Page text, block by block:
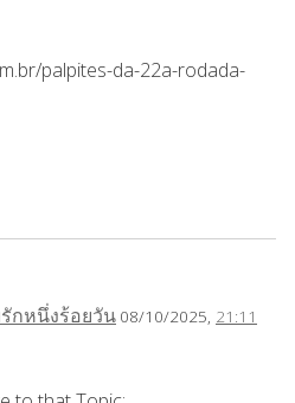
palpites-da-22a-rodada-
กหนึ่งร้อยวัน 08/10/2025, 21:11